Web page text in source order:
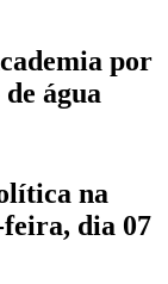
por
água
na
feira, dia 07